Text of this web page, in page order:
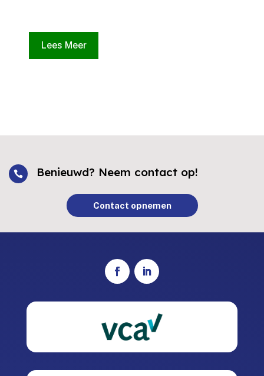
Lees Meer
 Benieuwd? Neem contact op!
Contact opnemen